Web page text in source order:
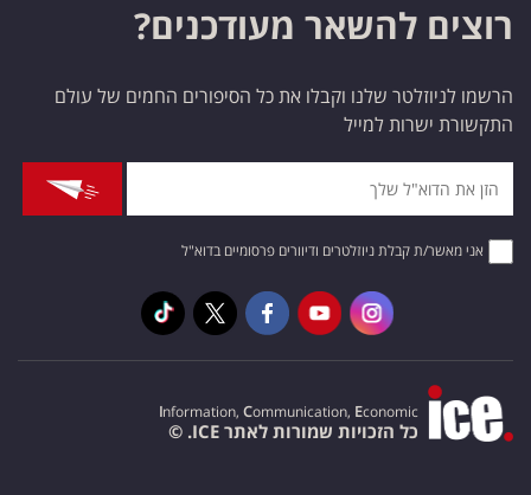
רוצים להשאר מעודכנים?
הרשמו לניוזלטר שלנו וקבלו את כל הסיפורים החמים של עולם
התקשורת ישרות למייל
אני מאשר/ת קבלת ניוזלטרים ודיוורים פרסומיים בדוא"ל
Information, Communication, Economic
כל הזכויות שמורות לאתר ICE. ©